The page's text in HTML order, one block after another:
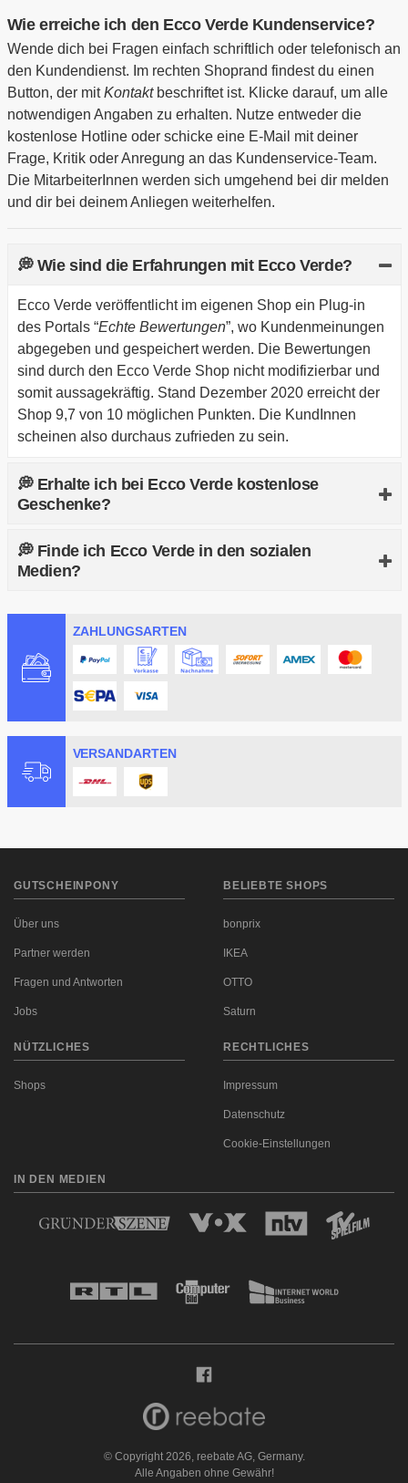
Wie erreiche ich den Ecco Verde Kundenservice?
Wende dich bei Fragen einfach schriftlich oder telefonisch an
den Kundendienst. Im rechten Shoprand findest du einen
Button, der mitKontaktbeschriftet ist. Klicke darauf, um alle
notwendigen Angaben zu erhalten. Nutze entweder die
kostenlose Hotline oder schicke eine E-Mail mit deiner
Frage, Kritik oder Anregung an das Kundenservice-Team.
Die MitarbeiterInnen werden sich umgehend bei dir melden
und dir bei deinem Anliegen weiterhelfen.
💭 Wie sind die Erfahrungen mit Ecco Verde?
Ecco Verde veröffentlicht im eigenen Shop ein Plug-in
des Portals “Echte Bewertungen”, wo Kundenmeinungen
abgegeben und gespeichert werden. Die Bewertungen
sind durch den Ecco Verde Shop nicht modifizierbar und
somit aussagekräftig. Stand Dezember 2020 erreicht der
Shop 9,7 von 10 möglichen Punkten. Die KundInnen
scheinen also durchaus zufrieden zu sein.
💭 Erhalte ich bei Ecco Verde kostenlose
Geschenke?
Ja, je nach Aktion der Hersteller kannst du dich über
kostenlose Gratisbeigaben freuen, wenn du bestimmte
Gratisprobe pro Bestellung sicher.
💭 Finde ich Ecco Verde in den sozialen
Medien?
Ja, du kannst dem Shop auf Instagram, YouTube oder
facebook folgen. Die Links zu den Profilen sind im Footer
der Shopseite untergebracht.
ZAHLUNGSARTEN
VERSANDARTEN
GUTSCHEINPONY
Über uns
Partner werden
Fragen und Antworten
Jobs
BELIEBTE SHOPS
bonprix
IKEA
OTTO
Saturn
NÜTZLICHES
Shops
RECHTLICHES
Impressum
Datenschutz
Cookie-Einstellungen
IN DEN MEDIEN
© Copyright 2026, reebate AG, Germany.
Alle Angaben ohne Gewähr!